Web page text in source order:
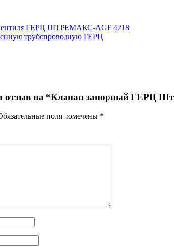
вентиля ГЕРЦ ШТРЕМАКС-AGF 4218
трубопроводную ГЕРЦ
отзыв на “Клапан запорный ГЕРЦ
поля помечены *